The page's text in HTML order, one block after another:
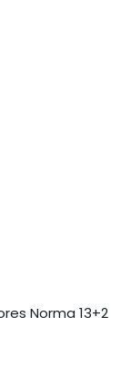
Norma 13+2